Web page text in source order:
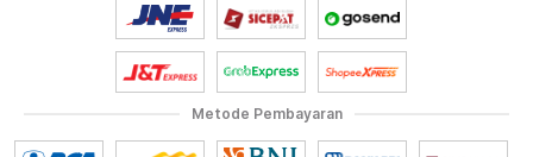
Metode Pembayaran